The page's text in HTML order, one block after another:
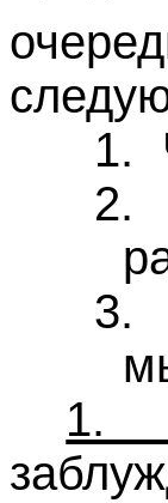
1.
2.
3.
1.